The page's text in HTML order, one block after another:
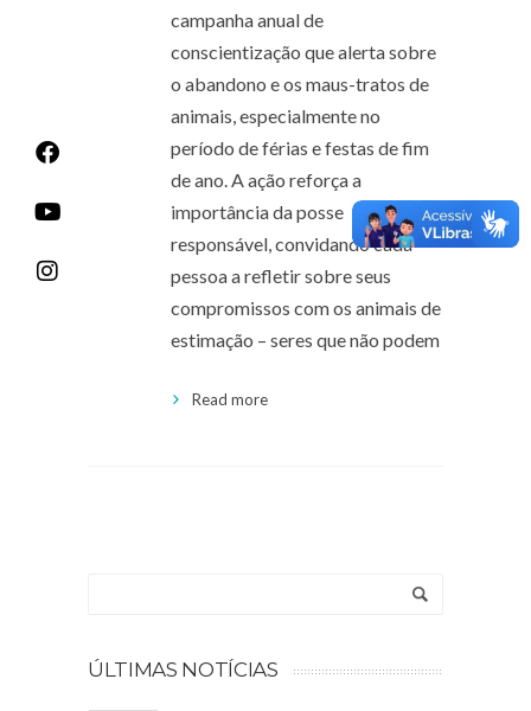
campanha anual de
conscientização que alerta sobre
o abandono e os maus-tratos de
animais, especialmente no
período de férias e festas de fim
de ano. A ação reforça a
importância da posse
responsável, convidando cada
pessoa a refletir sobre seus
compromissos com os animais de
estimação – seres que não podem
Read more
ÚLTIMAS NOTÍCIAS